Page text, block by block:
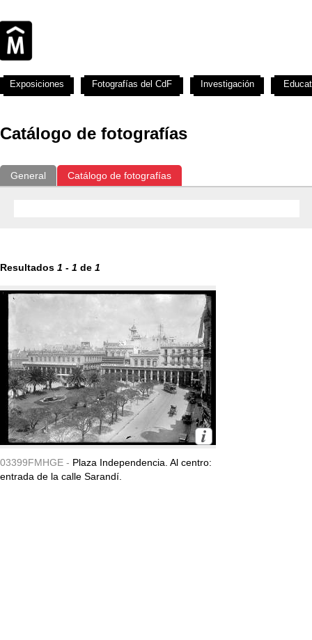
Catálogo de fotografías
General Catálogo de fotografías
Resultados 1 - 1 de 1
03399FMHGE - Plaza Independencia. Al centro:
entrada de la calle Sarandí.
Exposiciones Fotografías del CdF Investigación